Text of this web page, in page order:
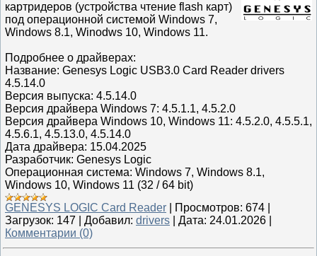
картридеров (устройства чтение flash карт)
под операционной системой Windows 7,
Windows 8.1, Winodws 10, Windows 11.
Подробнее о драйверах:
Название: Genesys Logic USB3.0 Card Reader drivers
4.5.14.0
Версия выпуска: 4.5.14.0
Версия драйвера Windows 7: 4.5.1.1, 4.5.2.0
Версия драйвера Windows 10, Windows 11: 4.5.2.0, 4.5.5.1,
4.5.6.1, 4.5.13.0, 4.5.14.0
Дата драйвера: 15.04.2025
Разработчик: Genesys Logic
Операционная система: Windows 7, Windows 8.1,
Windows 10, Windows 11 (32 / 64 bit)
GENESYS LOGIC Card Reader
Просмотров: 674
Загрузок: 147 Добавил: drivers Дата: 24.01.2026
Комментарии (0)